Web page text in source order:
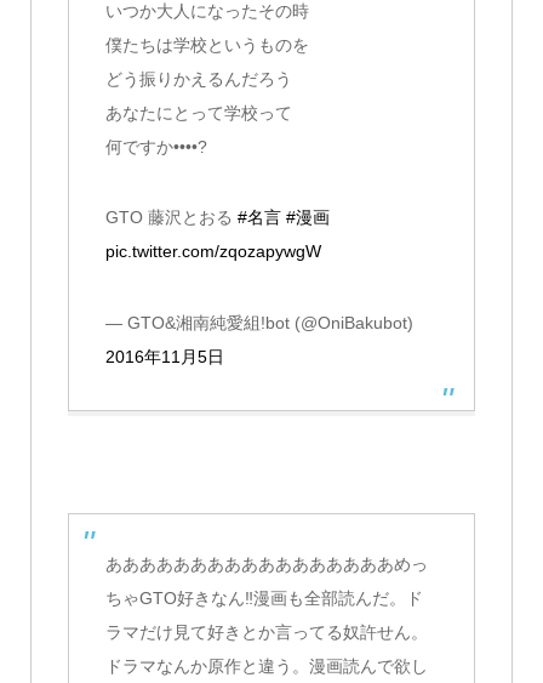
いつか大人になったその時
僕たちは学校というものを
どう振りかえるんだろう
あなたにとって学校って
何ですか••••?
GTO 藤沢とおる #名言 #漫画
pic.twitter.com/zqozapywgW
— GTO&湘南純愛組!bot (@OniBakubot)
2016年11月5日
あああああああああああああああああめっ
ちゃGTO好きなん‼漫画も全部読んだ。ド
ラマだけ見て好きとか言ってる奴許せん。
ドラマなんか原作と違う。漫画読んで欲し